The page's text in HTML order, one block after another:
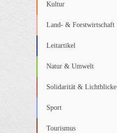
Kultur
Land- & Forstwirtschaft
Leitartikel
Natur & Umwelt
Solidarität & Lichtblicke
Sport
Tourismus